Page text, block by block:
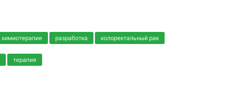
химиотерапия разработка колоректальный рак
терапия